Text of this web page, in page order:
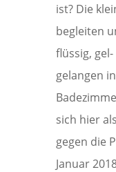
ist? Die
begleiten
flüssig,
gelangen
sich hier
gegen die
Januar